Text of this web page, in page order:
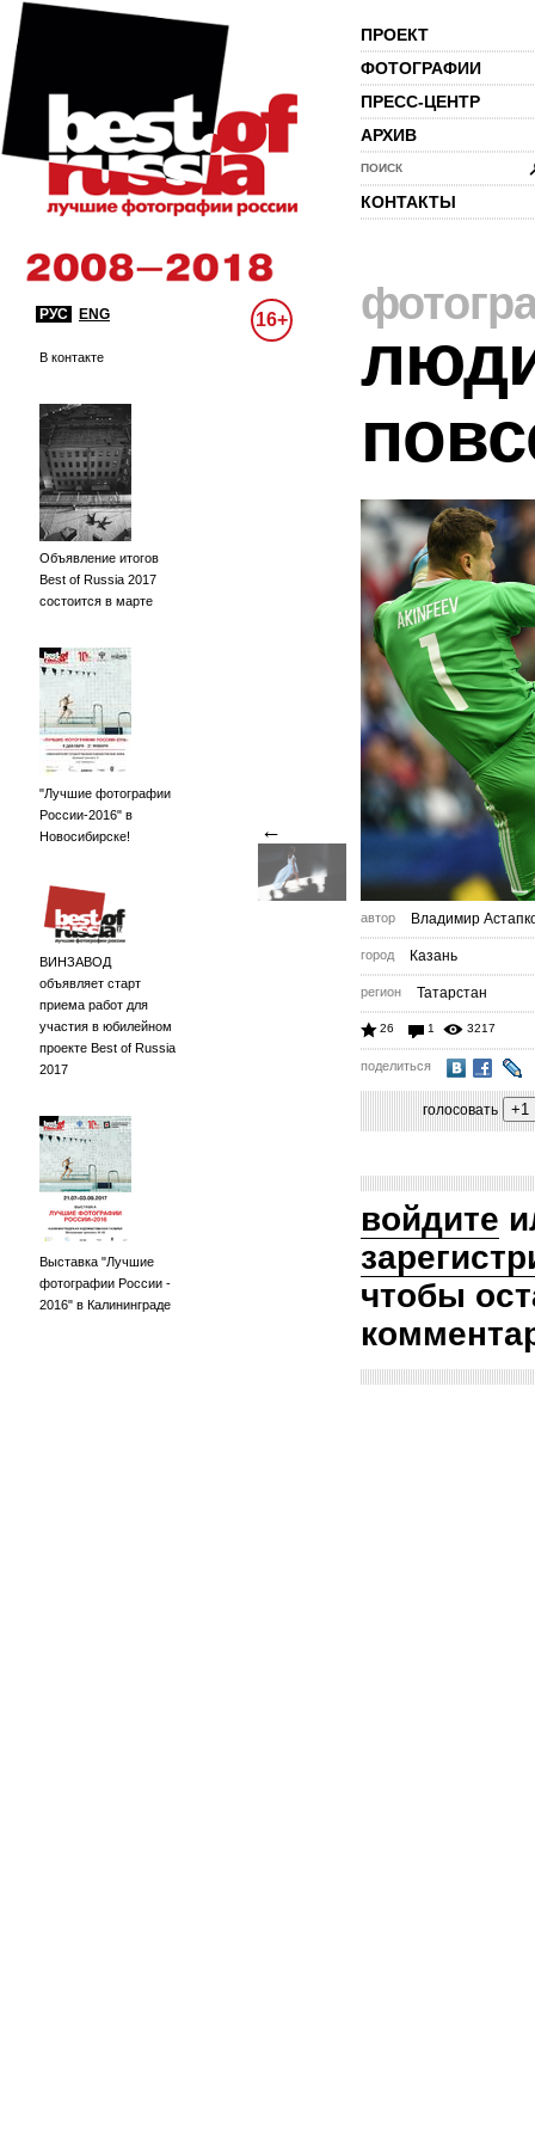
ПРОЕКТ
ФОТОГРАФИИ
ПРЕСС-ЦЕНТР
АРХИВ
ПОИСК
КОНТАКТЫ
РУС ENG 16+
В контакте
Объявление итогов
Best of Russia 2017
состоится в марте
"Лучшие фотографии
России-2016" в
Новосибирске!
ВИНЗАВОД
объявляет старт
приема работ для
участия в юбилейном
проекте Best of Russia
2017
Выставка "Лучшие
фотографии России -
2016" в Калининграде
←
автор Владимир
город Казань
регион Татарстан
26 1 3217
поделиться
голосовать
войдите
чтобы